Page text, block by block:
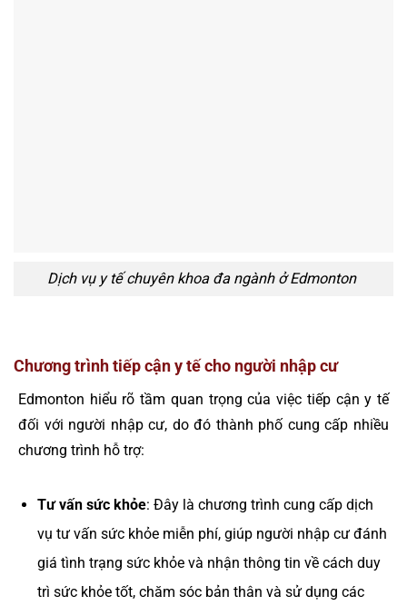
Dịch vụ y tế chuyên khoa đa ngành ở Edmonton
Chương trình tiếp cận y tế cho người nhập cư
Edmonton hiểu rõ tầm quan trọng của việc tiếp cận y tế
đối với người nhập cư, do đó thành phố cung cấp nhiều
chương trình hỗ trợ:
Tư vấn sức khỏe: Đây là chương trình cung cấp dịch
vụ tư vấn sức khỏe miễn phí, giúp người nhập cư đánh
giá tình trạng sức khỏe và nhận thông tin về cách duy
trì sức khỏe tốt, chăm sóc bản thân và sử dụng các